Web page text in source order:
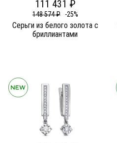
111 431 ₽
148 574 ₽ -25%
Серьги из белого золота c
бриллиантами